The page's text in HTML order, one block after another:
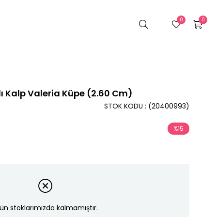
0
0
Kalp Valeria Küpe (2.60 Cm)
(20400993)
STOK KODU
%15
stoklarımızda kalmamıştır.